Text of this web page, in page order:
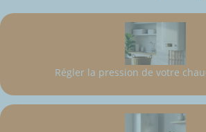
Régler la pression de votre